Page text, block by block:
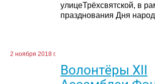
улицеТрёхсвятской, в
празднования Дня
2 ноября 2018 г.
Волонтёры XII